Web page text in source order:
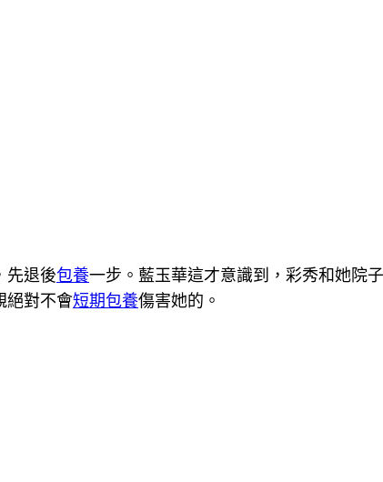
先退後包養一步。藍玉華這才意識到，彩秀和她院
絕對不會短期包養傷害她的。